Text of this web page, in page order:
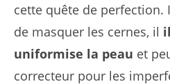
cette quête de perfection.
de masquer les cernes, il
uniformise la peau et
correcteur pour les